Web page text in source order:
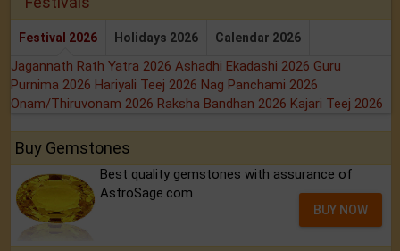
Festival 2026 Holidays 2026 Calendar 2026
Jagannath Rath Yatra 2026 Ashadhi Ekadashi 2026 Guru
Purnima 2026 Hariyali Teej 2026 Nag Panchami 2026
Onam/Thiruvonam 2026 Raksha Bandhan 2026 Kajari Teej 2026
Buy Gemstones
Best quality gemstones with assurance of
AstroSage.com
BUY NOW